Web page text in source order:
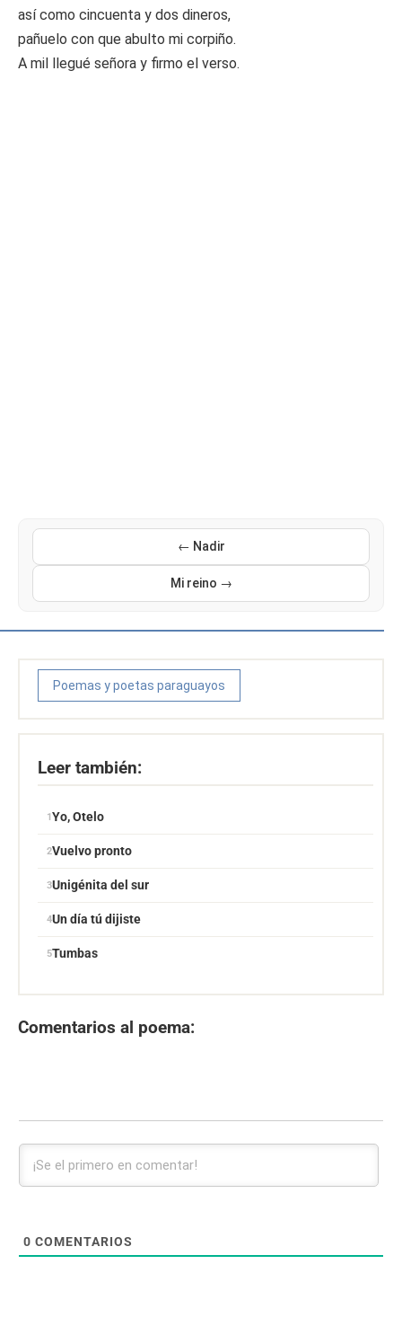
así como cincuenta y dos dineros,
pañuelo con que abulto mi corpiño.
A mil llegué señora y firmo el verso.
← Nadir
Mi reino →
Poemas y poetas paraguayos
Leer también:
Yo, Otelo
Vuelvo pronto
Unigénita del sur
Un día tú dijiste
Tumbas
Comentarios al poema:
0 COMENTARIOS